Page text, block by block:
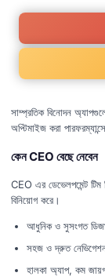
সাম্প্রতিক বিনোদন
অপ্টিমাইজ করা
কেন CEO বেছে নেবেন
CEO এর ডেভেলপমেন্ট টিম
বিনিয়োগ করে।
আধুনিক ও সুসংগত
সহজ ও দ্রুত
হালকা অ্যাপ, কম